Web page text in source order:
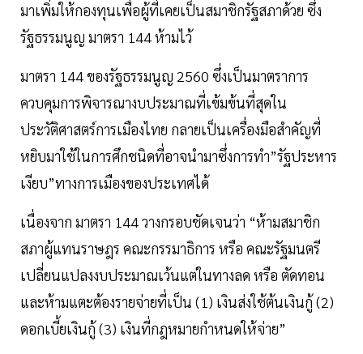
มาเพิ่มให้กองทุนเพื่อผู้ที่เคยเป็นสมาชิกรัฐสภาด้วย ซึ่ง
รัฐธรรมนูญ มาตรา 144 ห้ามไว้
มาตรา 144 ของรัฐธรรมนูญ 2560 ซึ่งเป็นมาตราการ
ควบคุมการพิจารณางบประมาณที่เข้มข้นที่สุดใน
ประวัติศาสตร์การเมืองไทย กลายเป็นเครื่องมือสำคัญที่
หยิบมาใช้ในการศึกชนิดที่อาจนำมาซึ่งการทำ”รัฐประหาร
เงียบ”ทางการเมืองของประเทศได้
เนื่องจาก มาตรา 144 วางกรอบชัดเจนว่า “ห้ามสมาชิก
สภาผู้แทนราษฎร คณะกรรมาธิการ หรือ คณะรัฐมนตรี
เปลี่ยนแปลงงบประมาณเว้นแต่ในทางลด หรือ ตัดทอน
และห้ามแตะต้องรายจ่ายที่เป็น (1) เงินส่งใช้ต้นเงินกู้ (2)
ดอกเบี้ยเงินกู้ (3) เงินที่กฎหมายกำหนดให้จ่าย”